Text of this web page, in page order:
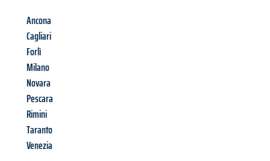
Ancona
Cagliari
Forlì
Milano
Novara
Pescara
Rimini
Taranto
Venezia